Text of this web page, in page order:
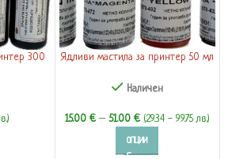
300
Ядливи мастила за принтер 50 мл
Наличен
15.00 € – 51.00 € (29.34 - 99.75 лв.)
ОПЦИИ